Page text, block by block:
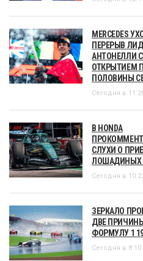
MERCEDES
ПЕРЕРЫВ
АНТОНЕЛЛИ
ОТКРЫТИЕМ
ПОЛОВИНЫ
Сегодня в
В HONDA
СЛУХИ О
ЛОШАДИНЫХ
Сегодня в
ЗЕРКАЛО
ДВЕ
ФОРМУЛУ 1
Сегодня в 8:10